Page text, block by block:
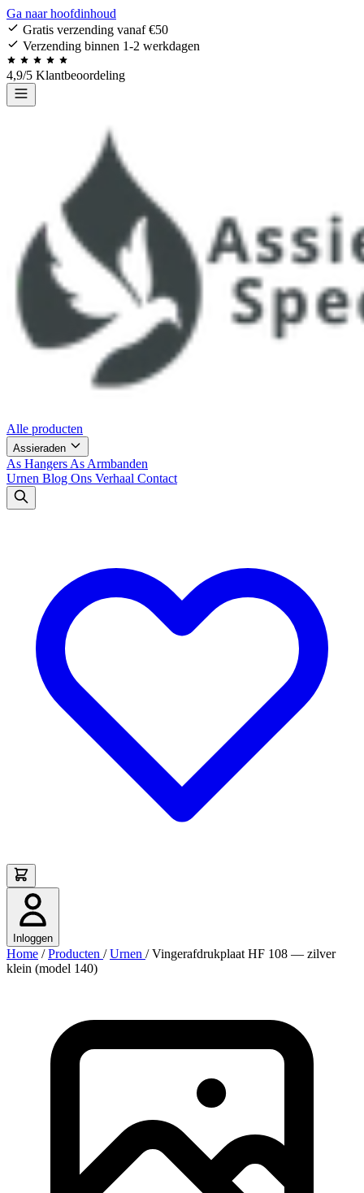
Ga naar hoofdinhoud
Gratis verzending vanaf €50
Verzending binnen 1-2 werkdagen
4,9/5 Klantbeoordeling
Alle producten
Assieraden
As Hangers As Armbanden
Urnen Blog Ons Verhaal Contact
Inloggen
Home / Producten / Urnen / Vingerafdrukplaat HF 108 — zilver
klein (model 140)